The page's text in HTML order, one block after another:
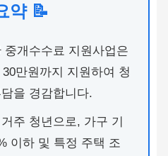
약 📝
중개수수료 지원사업은
만원까지 지원하여 청
을 경감합니다.
주 청년으로, 가구 기
이하 및 특정 주택 조